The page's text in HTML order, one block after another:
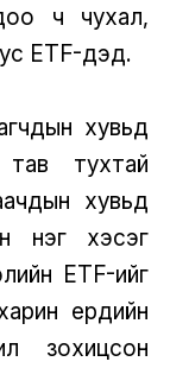
ч чухал,
ETF-үүдэд.
хувьд
тухтай
хувьд
нэг хэсэг
ETF-ийг
ердийн
зохицсон